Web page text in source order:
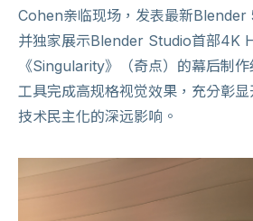
Cohen亲临现场，发表最新Blender
并独家展示Blender Studio首部4K
《Singularity》（奇点）的幕后制
工具完成高规格视觉效果，充分彰
技术民主化的深远影响。